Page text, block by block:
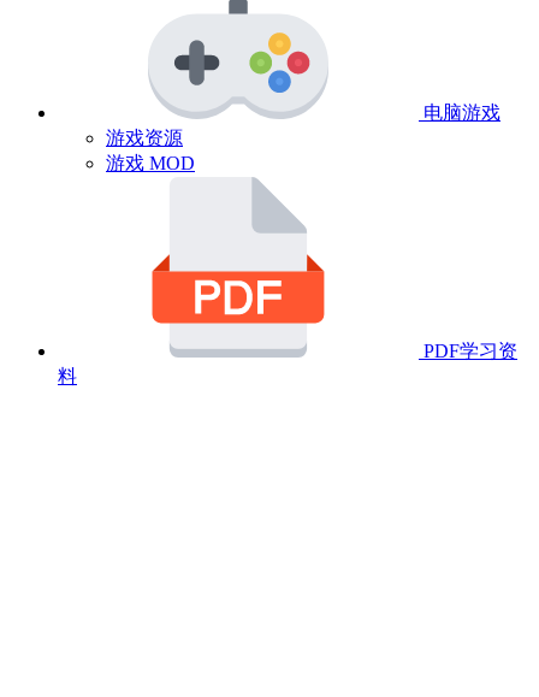
电脑游戏
游戏资源
游戏 MOD
PDF学习资
料